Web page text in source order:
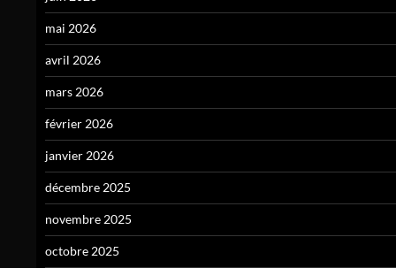
mai 2026
avril 2026
mars 2026
février 2026
janvier 2026
décembre 2025
novembre 2025
octobre 2025